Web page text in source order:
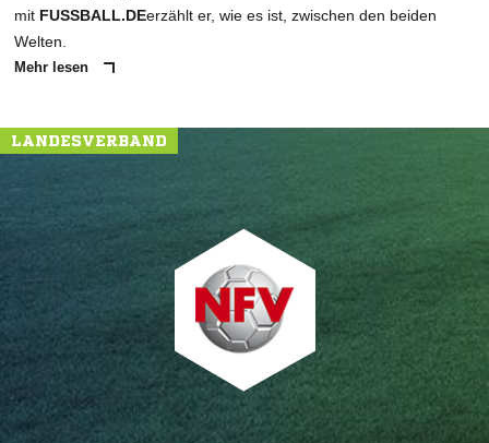
mit FUSSBALL.DEerzählt er, wie es ist, zwischen den beiden
Welten.
Mehr lesen
LANDESVERBAND